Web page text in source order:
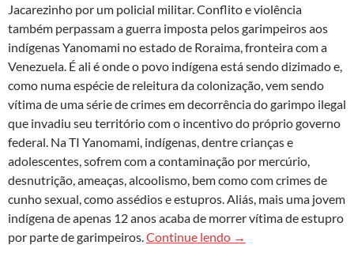
Jacarezinho por um policial militar. Conflito e violência
também perpassam a guerra imposta pelos garimpeiros aos
indígenas Yanomami no estado de Roraima, fronteira com a
Venezuela. É ali é onde o povo indígena está sendo dizimado e,
como numa espécie de releitura da colonização, vem sendo
vítima de uma série de crimes em decorrência do garimpo ilegal
que invadiu seu território com o incentivo do próprio governo
federal. Na TI Yanomami, indígenas, dentre crianças e
adolescentes, sofrem com a contaminação por mercúrio,
desnutrição, ameaças, alcoolismo, bem como com crimes de
cunho sexual, como assédios e estupros. Aliás, mais uma jovem
indígena de apenas 12 anos acaba de morrer vítima de estupro
por parte de garimpeiros.Continue lendo Mulheres em
→